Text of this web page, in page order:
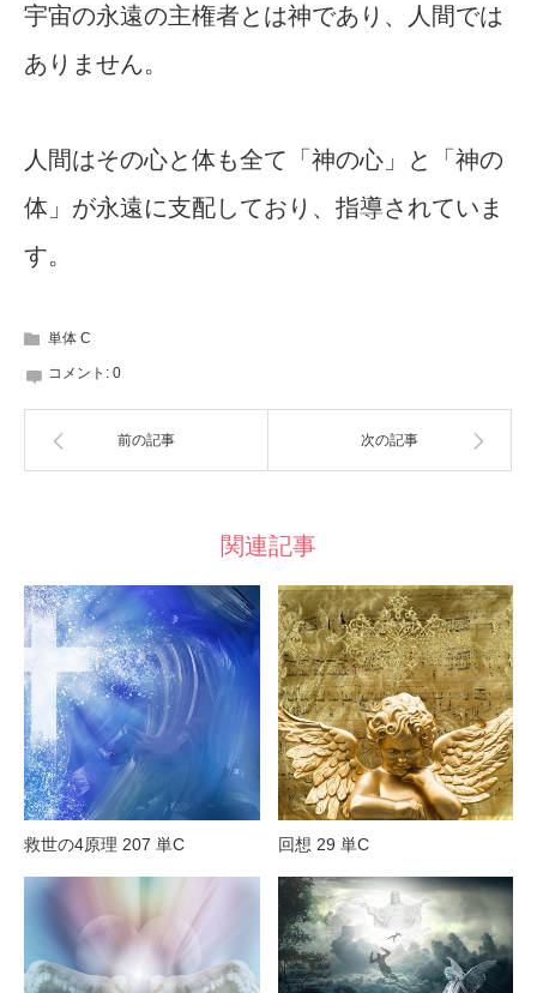
宇宙の永遠の主権者とは神であり、人間では
ありません。
人間はその心と体も全て「神の心」と「神の
体」が永遠に支配しており、指導されていま
す。
単体 C
コメント: 0
前の記事 次の記事
関連記事
救世の4原理 207 単C 回想 29 単C